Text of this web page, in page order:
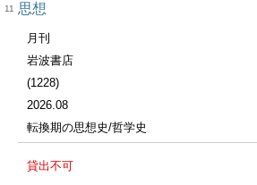
11 思想
月刊
岩波書店
(1228)
2026.08
転換期の思想史/哲学史
貸出不可